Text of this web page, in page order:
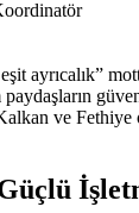
ayrıcalık”
ve